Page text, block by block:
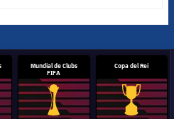
Mundial de Clubs
FIFA
Copa del Rei